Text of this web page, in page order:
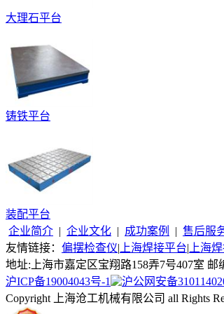
大理石平台
铸铁平台
装配平台
企业简介 | 企业文化 | 成功案例 | 售后服
友情链接： 偏摆检查仪| 上海焊接平台| 上海
地址:上海市嘉定区宝翔路158弄7号407室 邮
沪ICP备19004043号-1
沪公网安备
Copyright 上海沧工机械有限公司 all Rights